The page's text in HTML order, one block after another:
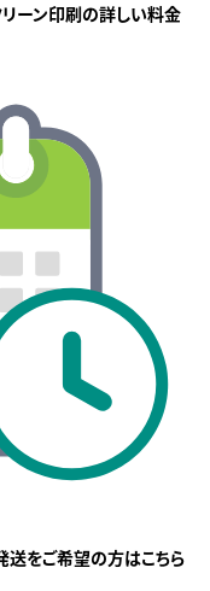
ーン印刷の詳しい料金
送をご希望の方はこちら